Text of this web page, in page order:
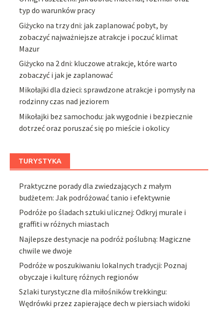
typ do warunków pracy
Giżycko na trzy dni: jak zaplanować pobyt, by
zobaczyć najważniejsze atrakcje i poczuć klimat
Mazur
Giżycko na 2 dni: kluczowe atrakcje, które warto
zobaczyć i jak je zaplanować
Mikołajki dla dzieci: sprawdzone atrakcje i pomysły na
rodzinny czas nad jeziorem
Mikołajki bez samochodu: jak wygodnie i bezpiecznie
dotrzeć oraz poruszać się po mieście i okolicy
TURYSTYKA
Praktyczne porady dla zwiedzających z małym
budżetem: Jak podróżować tanio i efektywnie
Podróże po śladach sztuki ulicznej: Odkryj murale i
graffiti w różnych miastach
Najlepsze destynacje na podróż poślubną: Magiczne
chwile we dwoje
Podróże w poszukiwaniu lokalnych tradycji: Poznaj
obyczaje i kulturę różnych regionów
Szlaki turystyczne dla miłośników trekkingu:
Wędrówki przez zapierające dech w piersiach widoki